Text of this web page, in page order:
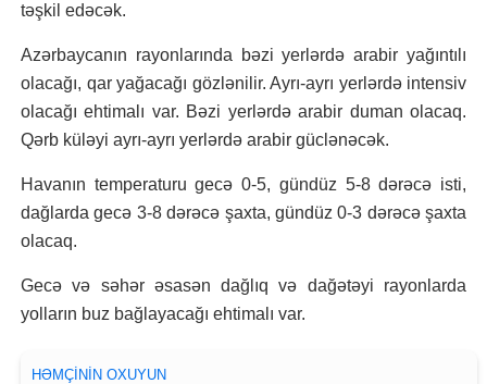
təşkil edəcək.
Azərbaycanın rayonlarında bəzi yerlərdə arabir yağıntılı
olacağı, qar yağacağı gözlənilir. Ayrı-ayrı yerlərdə intensiv
olacağı ehtimalı var. Bəzi yerlərdə arabir duman olacaq.
Qərb küləyi ayrı-ayrı yerlərdə arabir güclənəcək.
Havanın temperaturu gecə 0-5, gündüz 5-8 dərəcə isti,
dağlarda gecə 3-8 dərəcə şaxta, gündüz 0-3 dərəcə şaxta
olacaq.
Gecə və səhər əsasən dağlıq və dağətəyi rayonlarda
yolların buz bağlayacağı ehtimalı var.
HƏMÇININ OXUYUN